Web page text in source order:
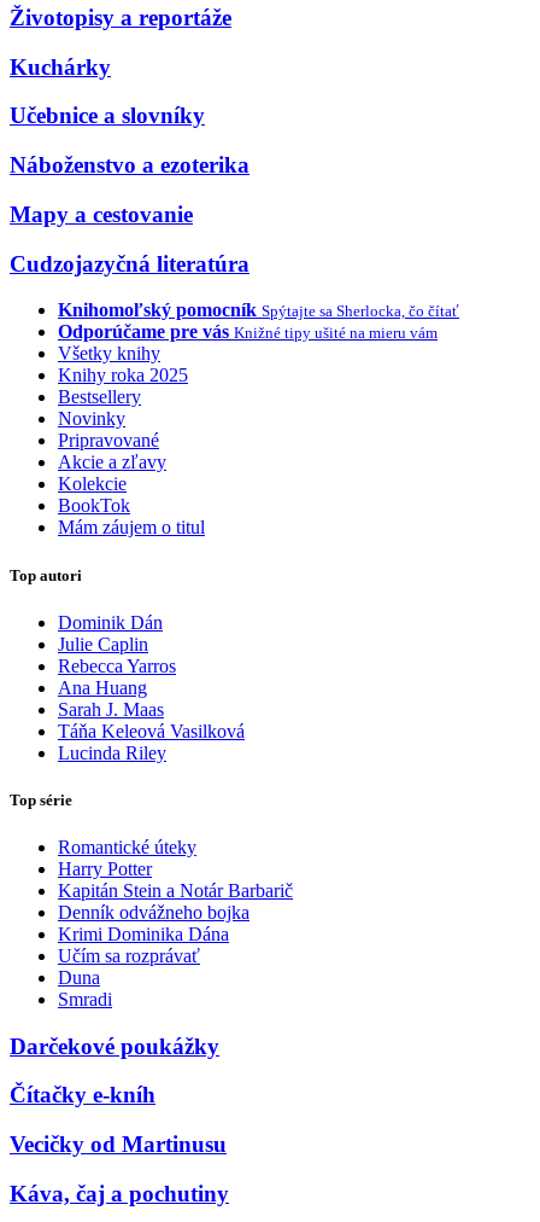
Životopisy a reportáže
Kuchárky
Učebnice a slovníky
Náboženstvo a ezoterika
Mapy a cestovanie
Cudzojazyčná literatúra
Knihomoľský pomocník Spýtajte sa Sherlocka, čo čítať
Odporúčame pre vás Knižné tipy ušité na mieru vám
Všetky knihy
Knihy roka 2025
Bestsellery
Novinky
Pripravované
Akcie a zľavy
Kolekcie
BookTok
Mám záujem o titul
Top autori
Dominik Dán
Julie Caplin
Rebecca Yarros
Ana Huang
Sarah J. Maas
Táňa Keleová Vasilková
Lucinda Riley
Top série
Romantické úteky
Harry Potter
Kapitán Stein a Notár Barbarič
Denník odvážneho bojka
Krimi Dominika Dána
Učím sa rozprávať
Duna
Smradi
Darčekové poukážky
Čítačky e-kníh
Vecičky od Martinusu
Káva, čaj a pochutiny